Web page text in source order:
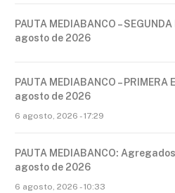
PAUTA MEDIABANCO –
agosto de 2026
PAUTA MEDIABANCO –
agosto de 2026
6 agosto, 2026 - 17:29
PAUTA MEDIABANCO:
agosto de 2026
6 agosto, 2026 - 10:33